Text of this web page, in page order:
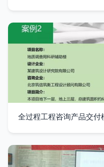
全过程工程咨询产品交付